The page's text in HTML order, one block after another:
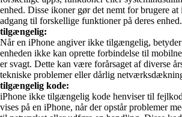
enhed. Disse ikoner gør det nemt for brugere
adgang til forskellige funktioner på deres enhed.
tilgængelig:
Når en iPhone angiver ikke tilgængelig,
enheden ikke kan oprette forbindelse til
er svagt. Dette kan være forårsaget af diverse
tekniske problemer eller dårlig
tilgængelig kode:
iPhone ikke tilgængelig kode henviser til
vises på en iPhone, når der opstår problemer